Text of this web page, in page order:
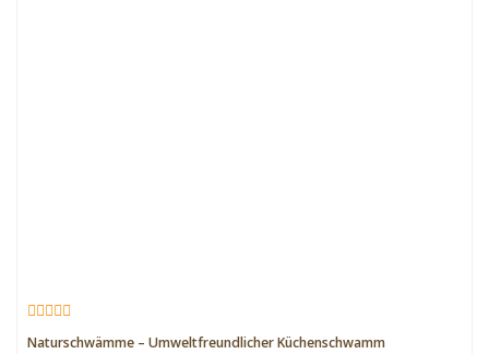
Naturschwämme – Umweltfreundlicher Küchenschwamm